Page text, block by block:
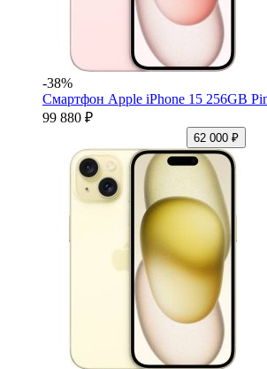
-38%
Смартфон Apple iPhone 15 256GB
99 880 ₽
62 000 ₽